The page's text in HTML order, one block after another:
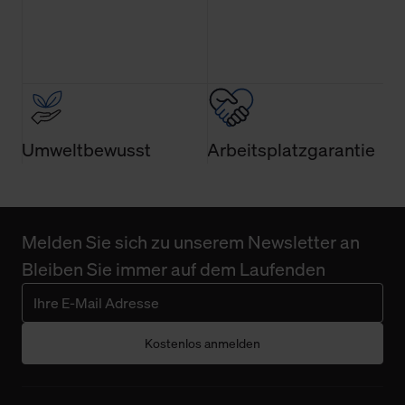
Verwendung der Cookies sowie die bis zum Zeitpunkt der
Änderung gesammelten Daten.
Weitere Informationen über Cookies und Web-
Umweltbewusst Arbeitsplatzgarantie
Melden Sie sich zu unserem Newsletter an
Bleiben Sie immer auf dem Laufenden
Kostenlos anmelden